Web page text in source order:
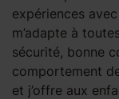
expériences
m’adapte à
sécurité, bonne
comportement
et j’offre aux